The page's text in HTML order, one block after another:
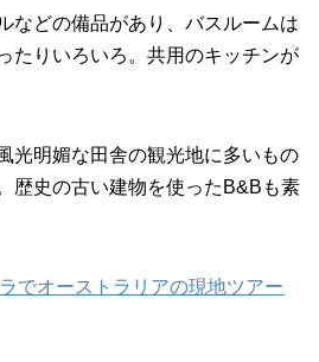
などの備品があり、バスルームは
たりいろいろ。共用のキッチンが
光明媚な田舎の観光地に多いもの
歴史の古い建物を使ったB&Bも素
でオーストラリアの現地ツアー